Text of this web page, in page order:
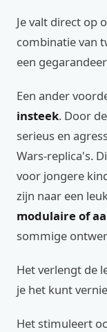
Je valt direct op
combinatie van
een
Een ander
insteek. Door
serieus en
Wars-replica's.
voor jongere
zijn naar een
modulaire of
sommige
Het verlengt de
je het kunt
Het stimuleert